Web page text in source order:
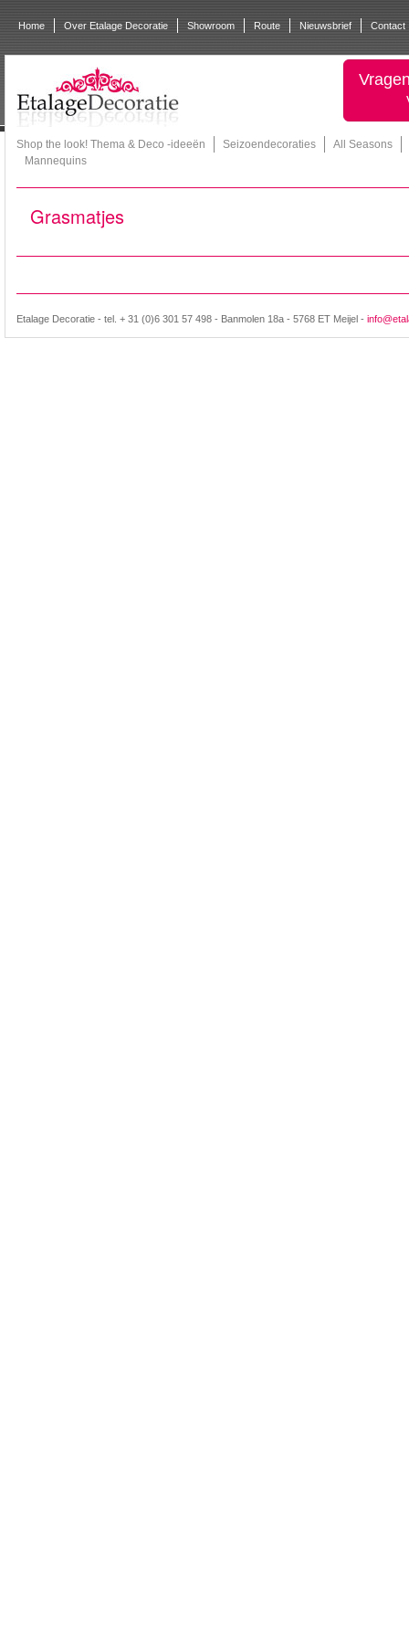
Home Over Etalage Decoratie Showroom Route Nieuwsbrief Contact
Shop the look! Thema & Deco -ideeën Seizoendecoraties
All Seasons
Mannequins
Grasmatjes
Etalage Decoratie - tel. + 31 (0)6 301 57 498 - Banmolen 18a - 5768 ET Meijel -